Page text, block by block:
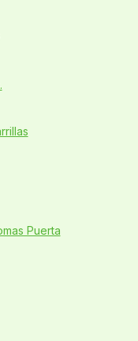
Puerta